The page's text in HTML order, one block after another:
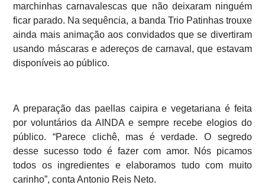
marchinhas carnavalescas que não deixaram ninguém
ficar parado. Na sequência, a banda Trio Patinhas trouxe
ainda mais animação aos convidados que se divertiram
usando máscaras e adereços de carnaval, que estavam
disponíveis ao público.
A preparação das paellas caipira e vegetariana é feita
por voluntários da AINDA e sempre recebe elogios do
público. “Parece clichê, mas é verdade. O segredo
desse sucesso todo é fazer com amor. Nós picamos
todos os ingredientes e elaboramos tudo com muito
carinho”, conta Antonio Reis Neto.